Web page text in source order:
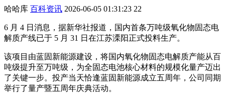
哈哈库 百科资讯 2026-06-05 01:31:23 22
6 月 4 日消息，据新华社报道，国内首条万吨级氧化物固态电
解质产线已于 5 月 31 日在江苏溧阳正式投料生产。
该项目由蓝固新能源建设，将国内氧化物固态电解质产能从百
吨级提升至万吨级，为全固态电池核心材料的规模化量产迈出
了关键一步。投产当天恰逢蓝固新能源成立五周年，公司同期
举行了量产暨五周年庆典活动。